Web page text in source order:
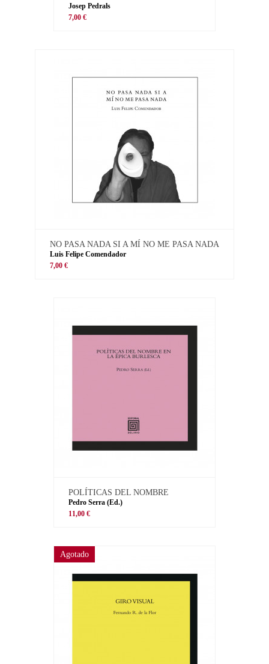
Josep Pedrals
7,00 €
NO PASA NADA SI A MÍ NO ME PASA NADA
Luis Felipe Comendador
7,00 €
POLÍTICAS DEL NOMBRE
Pedro Serra (Ed.)
11,00 €
Agotado